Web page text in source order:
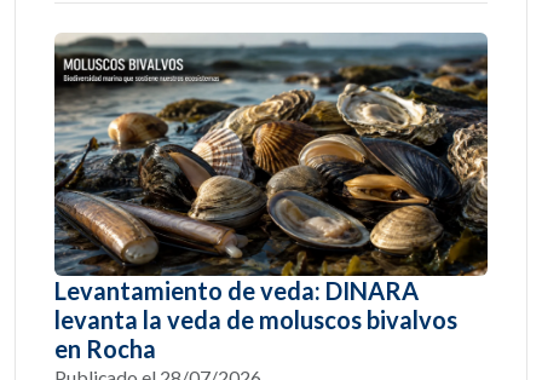
Levantamiento de veda: DINARA
levanta la veda de moluscos bivalvos
en Rocha